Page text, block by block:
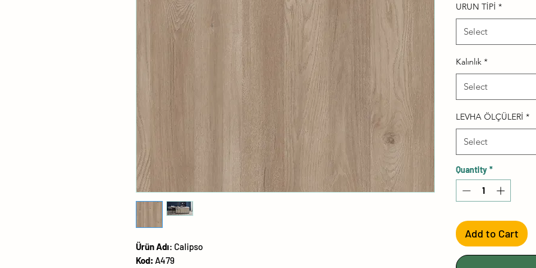
ÜrünAdı: Calipso
Kod: A479
URUN TİPİ *
Select
Kalınlık *
Select
LEVHA ÖLÇÜLERİ *
Select
Quantity *
Add to Cart